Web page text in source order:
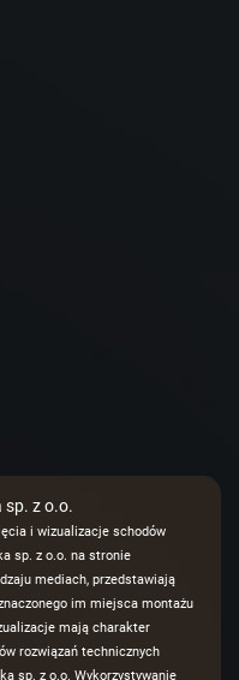
sp. z o.o.
i wizualizacje schodów
sp. z o.o. na stronie
mediach, przedstawiają
im miejsca montażu
mają charakter
rozwiązań technicznych
sp. z o.o. Wykorzystywanie